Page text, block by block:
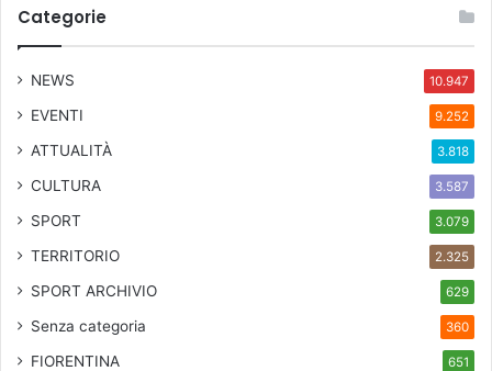
Categorie
NEWS 10.947
EVENTI 9.252
ATTUALITÀ 3.818
CULTURA 3.587
SPORT 3.079
TERRITORIO 2.325
SPORT ARCHIVIO 629
Senza categoria 360
FIORENTINA 651